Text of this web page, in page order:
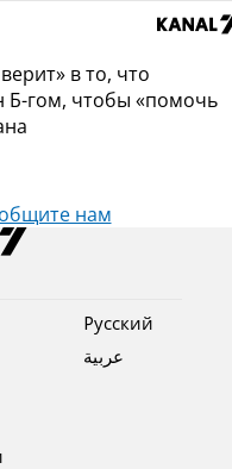
в то, что
Б-гом, чтобы «помочь
нам
Pусский
عربية